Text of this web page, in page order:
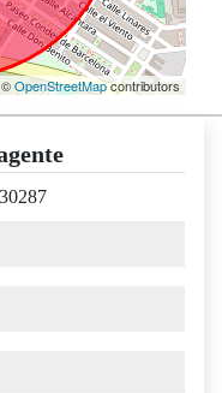
©OpenStreetMapcontributors